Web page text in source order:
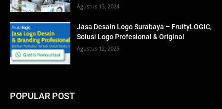
Agustus 13, 2024
Jasa Desain Logo Surabaya – FruityLOGIC,
Solusi Logo Profesional & Original
Agustus 12, 2025
POPULAR POST